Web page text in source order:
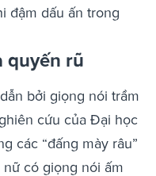
đậm dấu ấn trong
quyến rũ
bởi giọng nói trầm
cứu của Đại học
các “đấng mày râu”
có giọng nói ấm